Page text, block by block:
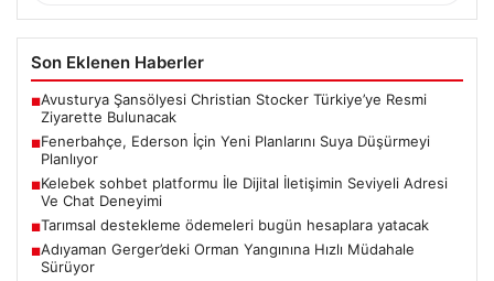
Son Eklenen Haberler
■Avusturya Şansölyesi Christian Stocker Türkiye’ye Resmi
Ziyarette Bulunacak
■Fenerbahçe, Ederson İçin Yeni Planlarını Suya Düşürmeyi
Planlıyor
■Kelebek sohbet platformu İle Dijital İletişimin Seviyeli Adresi
Ve Chat Deneyimi
■Tarımsal destekleme ödemeleri bugün hesaplara yatacak
■Adıyaman Gerger’deki Orman Yangınına Hızlı Müdahale
Sürüyor